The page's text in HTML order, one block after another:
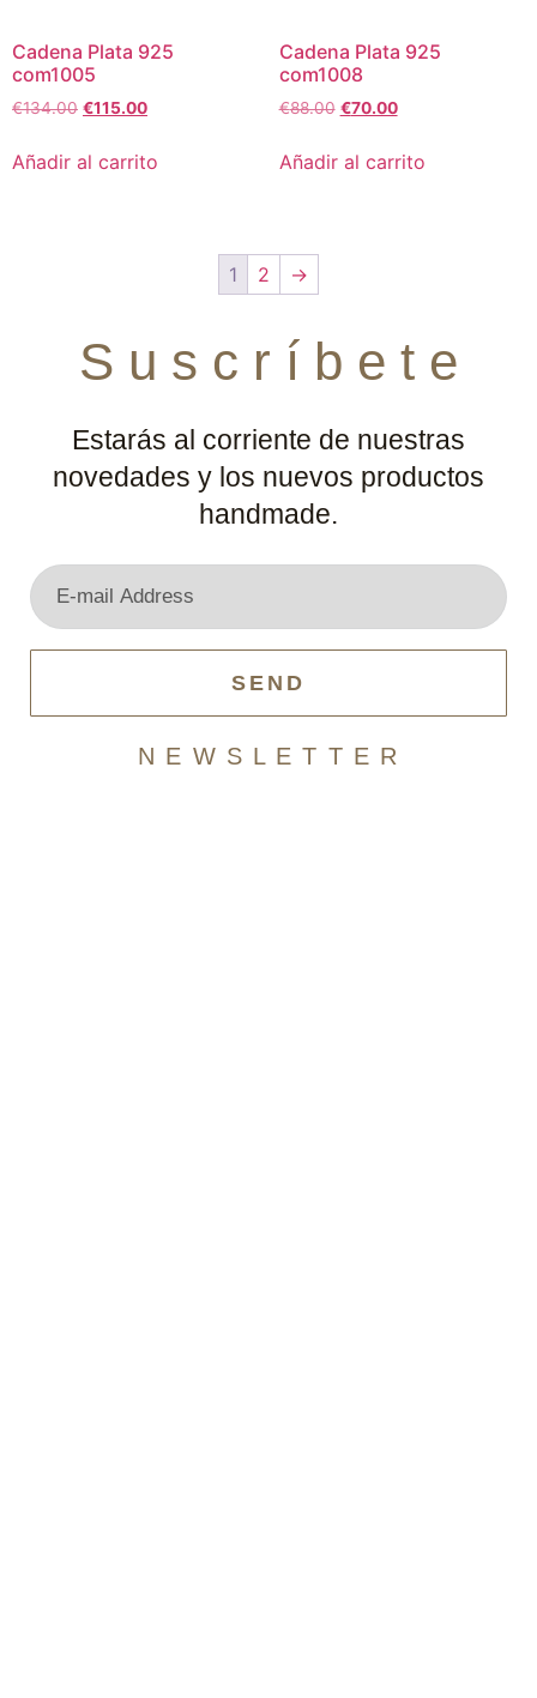
Cadena Plata 925
com1005
€134.00 €115.00
Añadir al carrito
Cadena Plata 925
com1008
€88.00 €70.00
Añadir al carrito
1 2 →
S u s c r í b e t e
Estarás al corriente de nuestras
novedades y los nuevos productos
handmade.
SEND
N E W S L E T T E R